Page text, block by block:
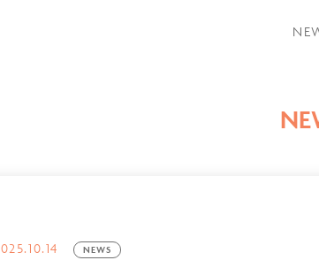
NEWS